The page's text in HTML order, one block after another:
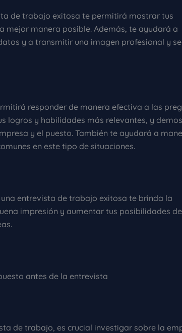
de trabajo exitosa te permitirá mostrar tus
mejor manera posible. Además, te ayudará a
y a transmitir una imagen profesional y
responder de manera efectiva a las
logros y habilidades más relevantes, y
y el puesto. También te ayudará a
en este tipo de situaciones.
entrevista de trabajo exitosa te brinda la
impresión y aumentar tus posibilidades de
antes de la entrevista
de trabajo, es crucial investigar sobre la